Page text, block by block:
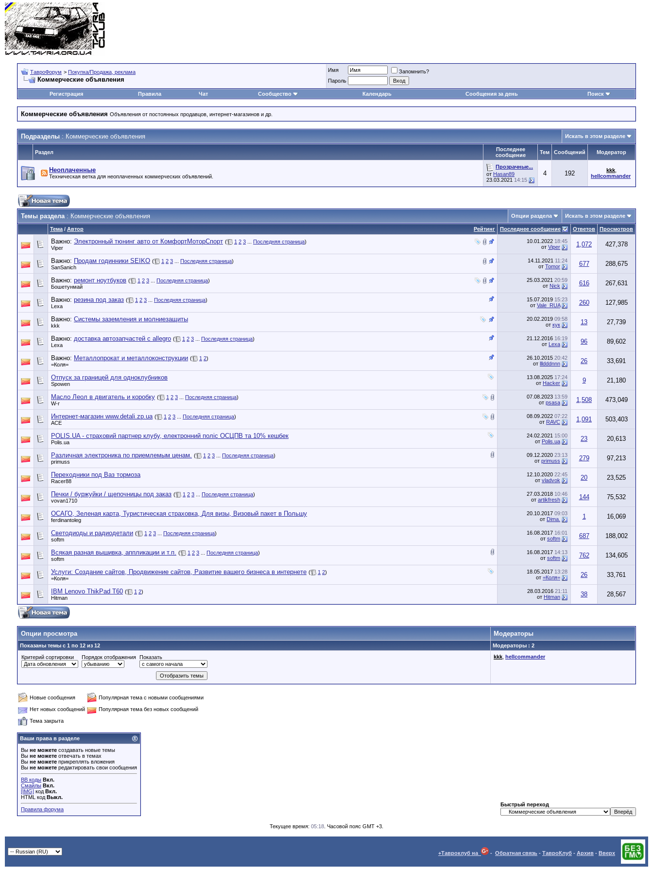
ТавроФорум > Покупка/Продажа, реклама
Коммерческие объявления
Имя
Запомнить?
Пароль
Регистрация Правила Чат Сообщество Календарь Сообщения за день Поиск
Коммерческие объявления Объявления от постоянных продавцов, интернет-магазинов и др.
Подразделы : Коммерческие объявления Искать в этом разделе
Раздел
Последнее
сообщение
Тем Сообщений Модератор
Неоплаченные
Техническая ветка для неоплаченных коммерческих объявлений.
Прозрачные...
от Hasan89
23.03.2021 14:15
4 192 kkk
hellcommander
Темы раздела: Коммерческие объявления Опции раздела Искать в этом разделе
Рейтинг
Тема / Автор Последнее сообщение Ответов Просмотров
Важно: Электронный тюнинг авто от КомфортМоторСпорт ( 1 2 3 Последняя страница)
Vipеr
10.01.2022 18:45
от Vipеr 1,072 427,378
Важно: Продам годинники SEIKO ( 1 2 3 Последняя страница)
SanSanich
14.11.2021 11:24
от Tomor 677 288,675
Важно: ремонт ноутбуков ( 1 2 3 Последняя страница)
Бошетунмай
25.03.2021 20:59
от Niсk 616 267,631
Важно: резина под заказ ( 1 2 3 Последняя страница)
Lexa
15.07.2019 15:23
от Vale_RUA 260 127,985
Важно: Системы заземления и молниезащиты
kkk
20.02.2019 09:58
от кук 13 27,739
Важно: доставка автозапчастей с allegro ( 1 2 3 Последняя страница)
Lexa
21.12.2016 16:19
от Lexa 96 89,602
Важно: Металлопрокат и металлоконструкции ( 1 2)
=Коля=
26.10.2015 20:42
от llldddnnn 26 33,691
Отпуск за границей для одноклубников
Spowen
13.08.2025 17:24
от Hacker 9 21,180
Масло Леол в двигатель и коробку ( 1 2 3 Последняя страница)
W-r
07.08.2023 13:59
от psasa 1,508 473,049
Интернет-магазин www.detali.zp.ua ( 1 2 3 Последняя страница)
ACE
08.09.2022 07:22
от RAVC 1,091 503,403
POLIS.UA - cтраховий партнер клубу, електронний поліс ОСЦПВ та 10% кешбек
Polis.ua
24.02.2021 15:00
от Polis.ua 23 20,613
Различная электроника по приемлемым ценам. ( 1 2 3 Последняя страница)
primuss
09.12.2020 23:13
от primuss 279 97,213
Переходники под Ваз тормоза
Racer88
12.10.2020 22:45
от vladvok 20 23,525
Печки / буржуйки / щепочницы под заказ ( 1 2 3 Последняя страница)
vovan1710
27.03.2018 10:46
от artikfresh 144 75,532
ОСАГО, Зеленая карта, Туристическая страховка, Для визы, Визовый пакет в Польшу
ferdinantoleg
20.10.2017 09:03
от Dima. 1 16,069
Светодиоды и радиодетали ( 1 2 3 Последняя страница)
softm
16.08.2017 16:01
от softm 687 188,002
Всякая разная вышивка, аппликации и т.п. ( 1 2 3 Последняя страница)
softm
16.08.2017 14:13
от softm 762 134,605
Услуги: Создание сайтов, Продвижение сайтов, Развитие вашего бизнеса в интернете ( 1 2)
=Коля=
18.05.2017 13:28
от =Коля= 26 33,761
IBM Lenovo ThikPad T60 ( 1 2)
Hitman
28.03.2016 21:11
от Hitman 38 28,567
Опции просмотра Модераторы
Показаны темы с 1 по 12 из 12
Модераторы : 2
Критерий сортировки
Порядок отображения Показать kkk hellcommander
Новые сообщения
Популярная тема с новыми сообщениями
Нет новых сообщений
Популярная тема без новых сообщений
Тема закрыта
Ваши права в разделе
Вы не можете создавать новые темы
Вы не можете отвечать в темах
Вы не можете прикреплять вложения
Вы не можете редактировать свои сообщения
BB коды Вкл.
Смайлы Вкл.
[IMG] код Вкл.
HTML код Выкл.
Правила форума
Быстрый переход
Текущее время: 05:18 . Часовой пояс GMT +3.
+Тавроклуб на - Обратная связь - ТавроКлуб - Архив - Вверх